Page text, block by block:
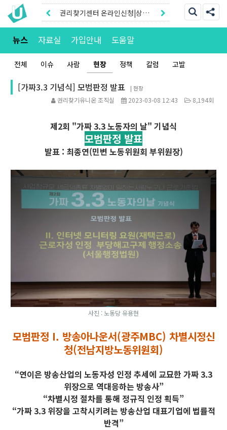
권리찾기유니온 조합원|후원안
내
권리찾기센터 온라인신청|상담
뉴스 자료실 가입안내 도움말
전체 이슈 사람 현장 정책 칼럼 고발
[가짜3.3 기념식] 모범판정 발표 |현장
권리찾기유니온 조직실 2023-03-08 12:43 8,194회
제2회 "가짜 3.3 노동자의 날" 기념식
모범판정 발표
발표 : 최종연(민변 노동위원회 부위원장)
사진 : 노동당 유용현
모범판정 I. 방송아나운서(광주MBC) 차별시정신
청(전남지방노동위원회)
“연이은 방송산업의 노동자성 인정 추세에 교묘한 가짜 3.3
위장으로 역대응하는 방송사”
“차별시정 절차를 통해 정규직 인정 획득”
“가짜 3.3 위장을 고착시키려는 방송산업 대표기업에 법률적
반격”